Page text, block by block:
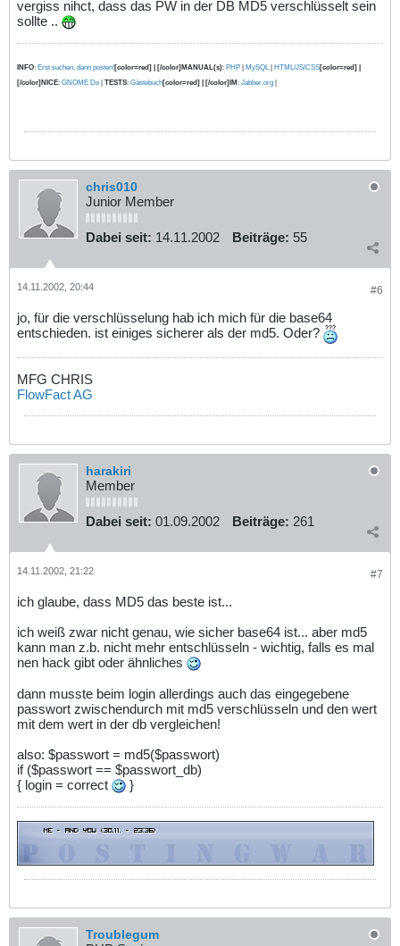
vergiss nihct, dass das PW in der DB MD5 verschlüsselt sein
sollte ..
INFO: Erst suchen, dann posten![color=red] | [/color]MANUAL(s): PHP MySQL HTML/JS/CSS[color=red] |
[/color]NICE: GNOME Do TESTS: Gästebuch[color=red] | [/color]IM : Jabber.org
chris010
Junior Member
Dabei seit: 14.11.2002 Beiträge: 55
#6
14.11.2002, 20:44
jo, für die verschlüsselung hab ich mich für die base64
entschieden. ist einiges sicherer als der md5. Oder?
MFG CHRIS
FlowFact AG
harakiri
Member
Dabei seit: 01.09.2002 Beiträge: 261
#7
14.11.2002, 21:22
ich glaube, dass MD5 das beste ist...
ich weiß zwar nicht genau, wie sicher base64 ist... aber md5
kann man z.b. nicht mehr entschlüsseln - wichtig, falls es mal
nen hack gibt oder ähnliches
dann musste beim login allerdings auch das eingegebene
passwort zwischendurch mit md5 verschlüsseln und den wert
mit dem wert in der db vergleichen!
also: $passwort = md5($passwort)
if ($passwort == $passwort_db)
{ login = correct
}
Troublegum